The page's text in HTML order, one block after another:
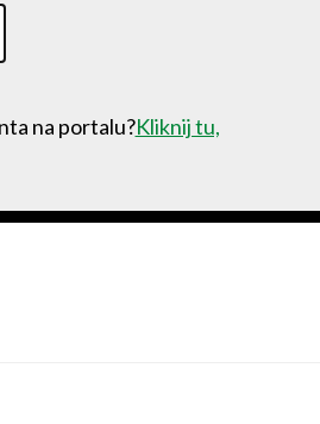
na portalu?Kliknij tu,